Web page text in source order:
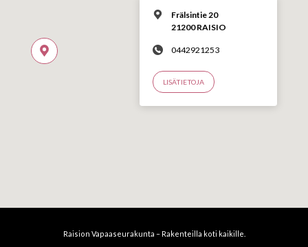
Frälsintie 20
21200 RAISIO
0442921253
LISÄTIETOJA
Raision Vapaaseurakunta – Rakenteilla koti kaikille.